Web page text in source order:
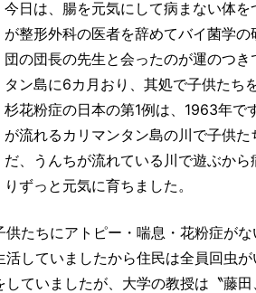
今日は、腸を元気にして病まない体
が整形外科の医者を辞めてバイ菌学
団の団長の先生と会ったのが運のつ
タン島に6カ月おり、其処で子供たち
杉花粉症の日本の第1例は、1963年で
が流れるカリマンタン島の川で子供
だ、うんちが流れている川で遊ぶか
りずっと元気に育ちました。
供たちにアトピー・喘息・花粉症が
していましたから住民は全員回虫
ていましたが、大学の教授は〝藤